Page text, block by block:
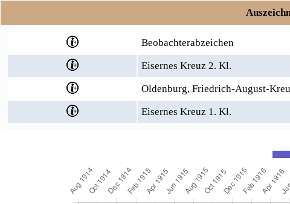
Beobachterabzeichen
Eisernes Kreuz 2. Kl.
Oldenburg, Friedrich-August-
Eisernes Kreuz 1. Kl.